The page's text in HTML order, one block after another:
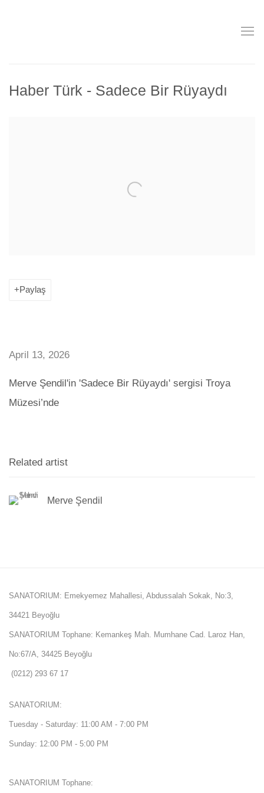
Haber Türk - Sadece Bir Rüyaydı
Paylaş
April 13, 2026
Merve Şendil'in 'Sadece Bir Rüyaydı' sergisi Troya
Müzesi’nde
Related artist
Merve Şendil
SANATORIUM: Emekyemez Mahallesi, Abdussalah Sokak, No:3,
34421 Beyoğlu
SANATORIUM Tophane: Kemankeş Mah. Mumhane Cad. Laroz Han,
No:67/A, 34425 Beyoğlu
(0212) 293 67 17
SANATORIUM:
Tuesday - Saturday: 11:00 AM - 7:00 PM
Sunday: 12:00 PM - 5:00 PM
SANATORIUM Tophane: